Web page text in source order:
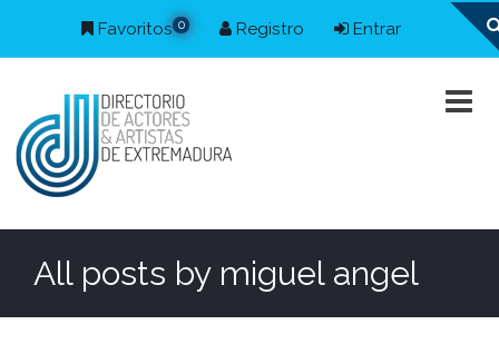
Favoritos 0 Registro Entrar
All posts by miguel angel